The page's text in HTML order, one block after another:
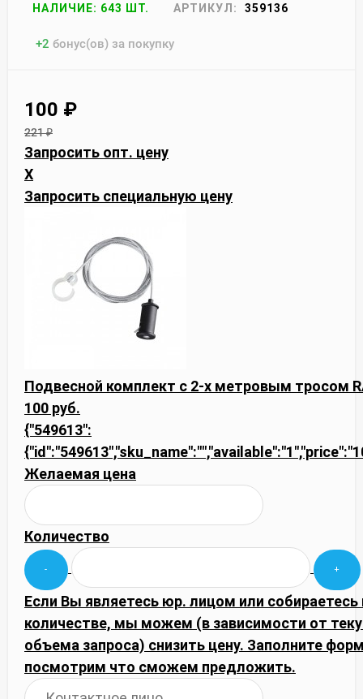
НАЛИЧИЕ: 643 ШТ. АРТИКУЛ: 359136
+2 бонус(ов) за покупку
100 ₽
221₽
Запросить опт. цену
X
Запросить специальную цену
Подвесной комплект с 2-х метровым тросом
100 руб.
{"549613":
Желаемая цена
Количество
Если Вы являетесь юр. лицом или
количестве, мы можем (в зависимости от
объема запроса) снизить цену. Заполните
посмотрим что сможем предложить.